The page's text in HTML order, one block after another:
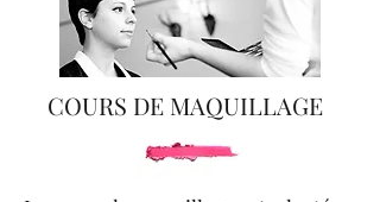
COURS DE MAQUILLAGE